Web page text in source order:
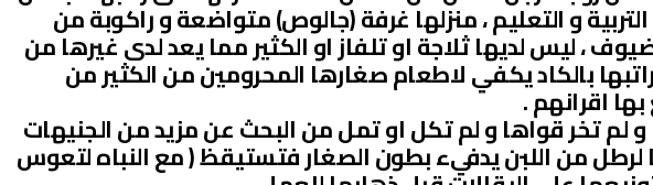
و التعليم ، منزلها غرفة (جالوص) متواضعة و راكوبة من
، ليس لديها ثلاجة او تلفاز او الكثير مما يعد لدى غيرها من
بالكاد يكفي لاطعام صغارها المحرومين من الكثير من
اقرانهم .
لم تخر قواها و لم تكل او تمل من البحث عن مزيد من الجنيهات
لرطل من اللبن يدفيء بطون الصغار فتستيقظ ( مع النباه لتعوس